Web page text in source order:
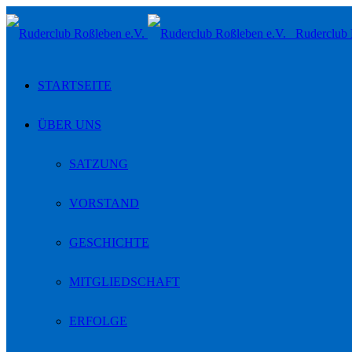
Toggle
navigation
Ruderclub
STARTSEITE
ÜBER UNS
SATZUNG
VORSTAND
GESCHICHTE
MITGLIEDSCHAFT
ERFOLGE